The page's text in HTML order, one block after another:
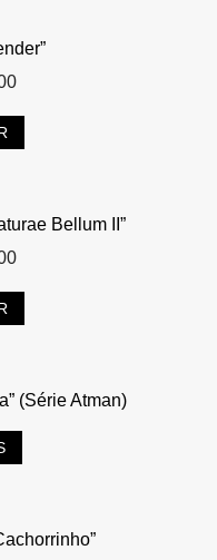
Bellum II”
(Série Atman)